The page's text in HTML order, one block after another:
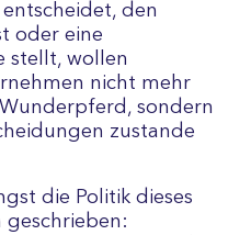
den
oder eine
stellt, wollen
nicht mehr
sondern
zustande
die Politik dieses
geschrieben: